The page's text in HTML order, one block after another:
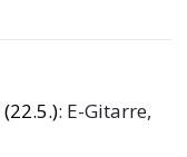
: E-Gitarre,